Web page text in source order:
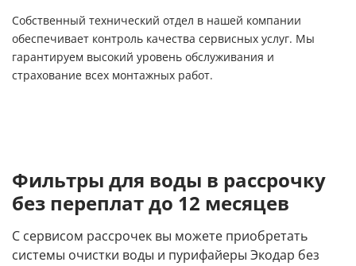
Собственный технический отдел в нашей компании
обеспечивает контроль качества сервисных услуг. Мы
гарантируем высокий уровень обслуживания и
страхование всех монтажных работ.
Фильтры для воды в рассрочку
без переплат до 12 месяцев
С сервисом рассрочек вы можете приобретать
системы очистки воды и пурифайеры Экодар без